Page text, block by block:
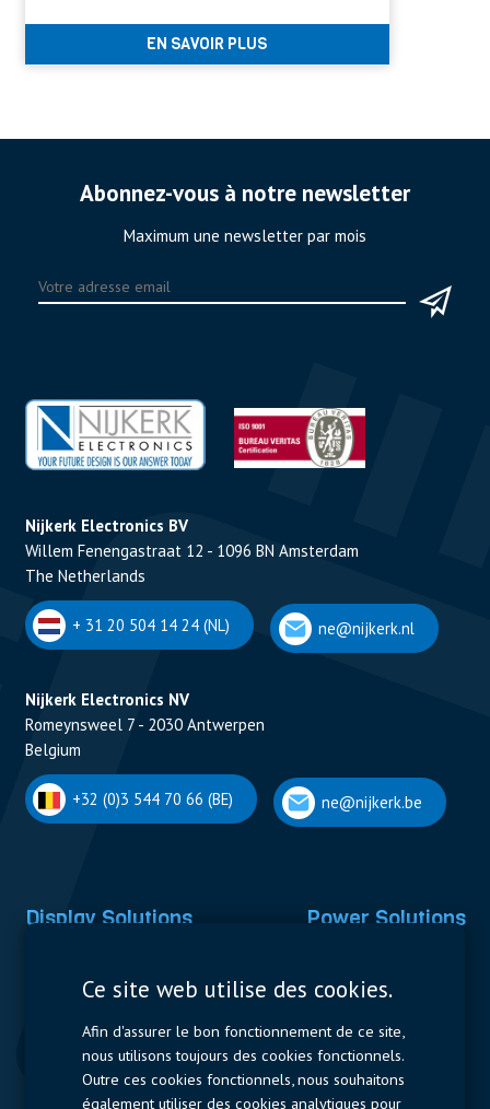
EN SAVOIR PLUS
Abonnez-vous à notre newsletter
Maximum une newsletter par mois
Nijkerk Electronics BV
Willem Fenengastraat 12 - 1096 BN Amsterdam
The Netherlands
+ 31 20 504 14 24 (NL) ne@nijkerk.nl
Nijkerk Electronics NV
Romeynsweel 7 - 2030 Antwerpen
Belgium
+32 (0)3 544 70 66 (BE) ne@nijkerk.be
Display Solutions Power Solutions
Contactors & Fuses
Measurement
Resistors
Ce site web utilise des cookies.
Afin d'assurer le bon fonctionnement de ce site,
nous utilisons toujours des cookies fonctionnels.
Outre ces cookies fonctionnels, nous souhaitons
également utiliser des cookies analytiques pour